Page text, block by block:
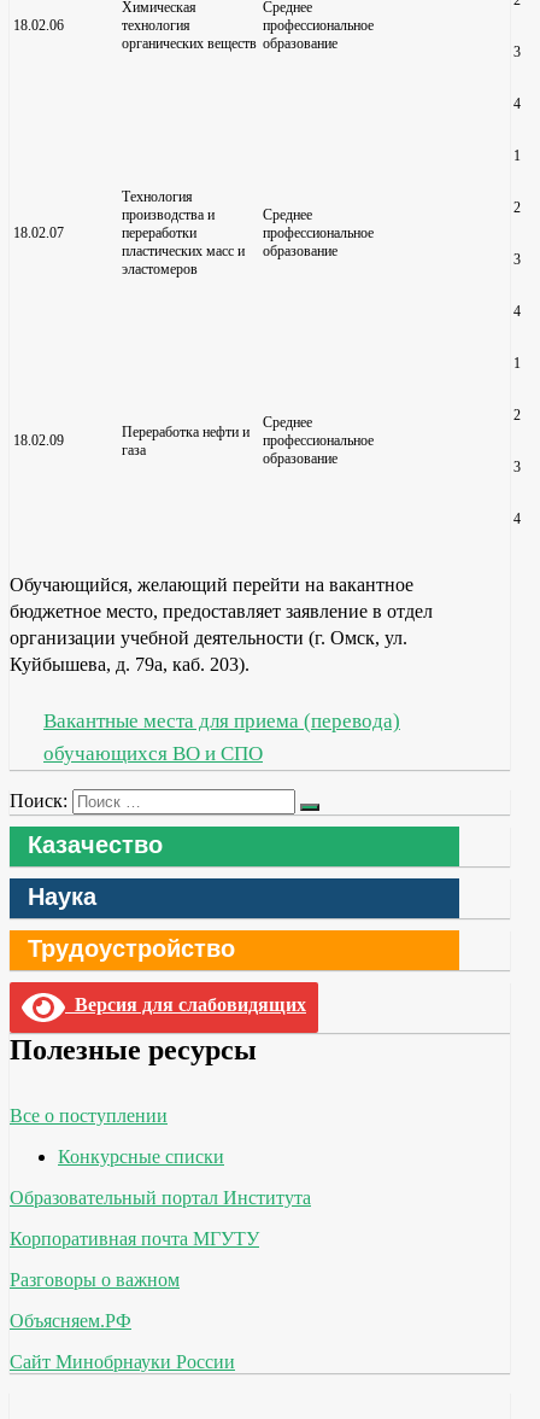
18.02.06
Химическая
технология
органических веществ
Среднее
профессиональное
образование
3
4
18.02.07
Технология
производства и
переработки
пластических масс и
эластомеров
Среднее
профессиональное
образование
1
2
3
4
18.02.09
Переработка нефти и
газа
Среднее
профессиональное
образование
1
2
3
4
Обучающийся, желающий перейти на вакантное
бюджетное место, предоставляет заявление в отдел
организации учебной деятельности (г. Омск, ул.
Куйбышева, д. 79а, каб. 203).
Вакантные места для приема (перевода)
обучающихся ВО и СПО
Поиск:
Казачество
Наука
Трудоустройство
Версия для слабовидящих
Полезные ресурсы
Все о поступлении
Конкурсные списки
Образовательный портал Института
Корпоративная почта МГУТУ
Разговоры о важном
Объясняем.РФ
Сайт Минобрнауки России